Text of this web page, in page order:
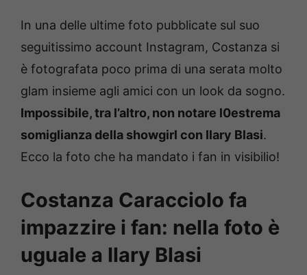
In una delle ultime foto pubblicate sul suo
seguitissimo account Instagram, Costanza si
è fotografata poco prima di una serata molto
glam insieme agli amici con un look da sogno.
Impossibile, tra l’altro, non notare l0estrema
somiglianza della showgirl con Ilary Blasi.
Ecco la foto che ha mandato i fan in visibilio!
Costanza Caracciolo fa
impazzire i fan: nella foto è
uguale a Ilary Blasi